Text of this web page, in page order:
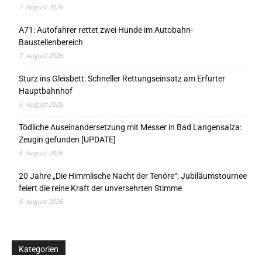
7. August 2026
A71: Autofahrer rettet zwei Hunde im Autobahn-
Baustellenbereich
7. August 2026
Sturz ins Gleisbett: Schneller Rettungseinsatz am Erfurter
Hauptbahnhof
6. August 2026
Tödliche Auseinandersetzung mit Messer in Bad Langensalza:
Zeugin gefunden [UPDATE]
6. August 2026
20 Jahre „Die Himmlische Nacht der Tenöre“: Jubiläumstournee
feiert die reine Kraft der unversehrten Stimme
6. August 2026
Kategorien